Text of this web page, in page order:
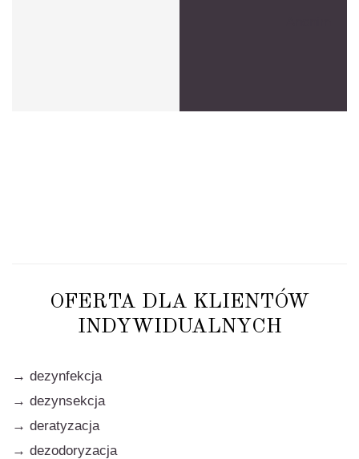
OFERTA DLA KLIENTÓW
INDYWIDUALNYCH
→ dezynfekcja
→ dezynsekcja
→ deratyzacja
→ dezodoryzacja